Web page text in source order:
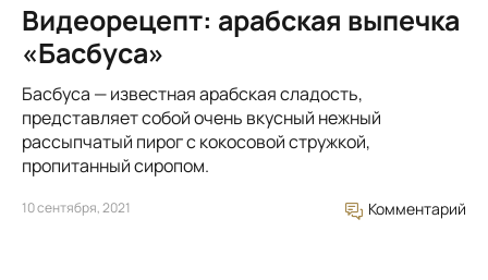
Видеорецепт: арабская выпечка
«Басбуса»
Басбуса — известная арабская сладость,
представляет собой очень вкусный нежный
рассыпчатый пирог с кокосовой стружкой,
пропитанный сиропом.
10 сентября, 2021 Комментарий